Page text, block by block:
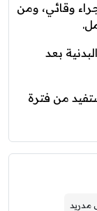
وقائي، ومن
بعد
من فترة
مدريد